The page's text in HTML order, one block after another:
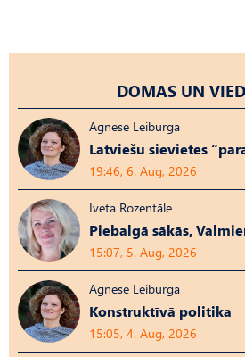
DOMAS UN
Agnese Leiburga
Latviešu sievietes
19:46, 6. Aug, 2026
Iveta Rozentāle
Piebalgā sākās,
15:07, 5. Aug, 2026
Agnese Leiburga
Konstruktīvā politika
15:05, 4. Aug, 2026